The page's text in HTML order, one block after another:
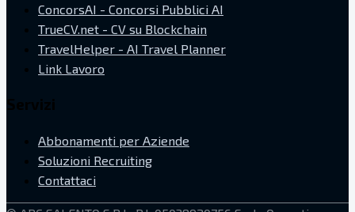
ConcorsAI - Concorsi Pubblici AI
TrueCV.net - CV su Blockchain
TravelHelper - AI Travel Planner
Link Lavoro
Abbonamenti per Aziende
Soluzioni Recruiting
Contattaci